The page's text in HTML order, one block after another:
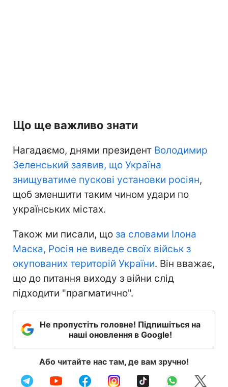
Що ще важливо знати
Нагадаємо, днями президент Володимир
Зеленський заявив, що Україна
знищуватиме пускові установки росіян,
щоб зменшити таким чином удари по
українських містах.
Також ми писали, що за словами Ілона
Маска, Росія не виведе своїх військ з
окупованих територій України. Він вважає,
що до питання виходу з війни слід
підходити "прагматично".
Не пропустіть головне! Підпишіться на
наші оновлення в Google!
Або читайте нас там, де вам зручно!